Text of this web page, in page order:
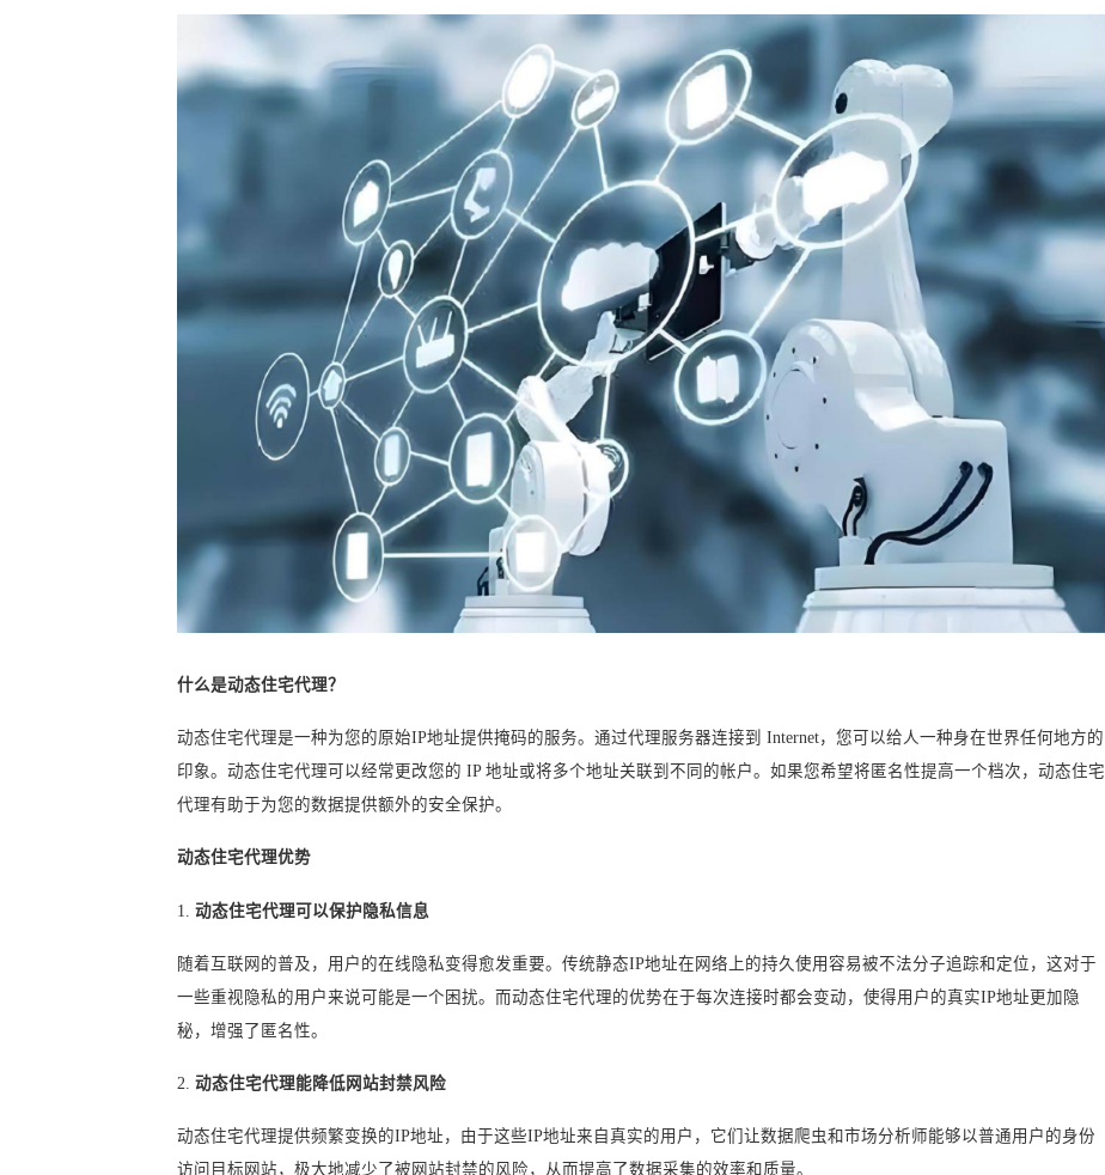
什么是动态住宅代理？
动态住宅代理是一种为您的原始IP地址提供掩码的服务。通过代理服务器连接到 Internet，您可以给人一种身在世界任何地方的
印象。动态住宅代理可以经常更改您的 IP 地址或将多个地址关联到不同的帐户。如果您希望将匿名性提高一个档次，动态住宅
代理有助于为您的数据提供额外的安全保护。
动态住宅代理优势
1.动态住宅代理可以保护隐私信息
随着互联网的普及，用户的在线隐私变得愈发重要。传统静态IP地址在网络上的持久使用容易被不法分子追踪和定位，这对于
一些重视隐私的用户来说可能是一个困扰。而动态住宅代理的优势在于每次连接时都会变动，使得用户的真实IP地址更加隐
秘，增强了匿名性。
2.动态住宅代理能降低网站封禁风险
动态住宅代理提供频繁变换的IP地址，由于这些IP地址来自真实的用户，它们让数据爬虫和市场分析师能够以普通用户的身份
访问目标网站，极大地减少了被网站封禁的风险，从而提高了数据采集的效率和质量。